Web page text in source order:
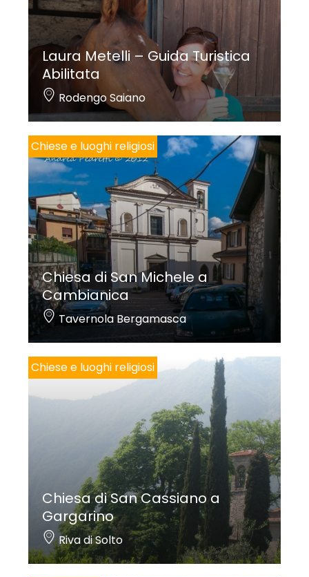
Laura Metelli – Guida Turistica
Abilitata
Rodengo Saiano
Chiese e luoghi religiosi
Chiesa di San Michele a
Cambianica
Tavernola Bergamasca
Chiese e luoghi religiosi
Chiesa di San Cassiano a
Gargarino
Riva di Solto